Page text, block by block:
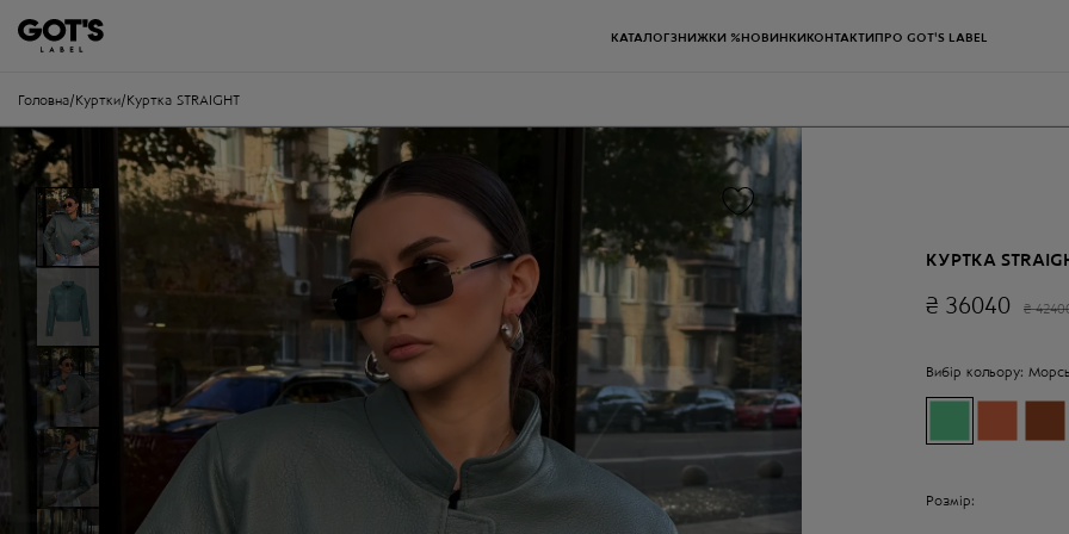
КАТАЛОГЗНИЖКИ % НОВИНКИКОНТАКТИПРО GOT'S LABEL
Головна/ Куртки/ Куртка STRAIGHT
КУРТКА
₴ 36040 ₴
Вибір кольору:
Розмір: